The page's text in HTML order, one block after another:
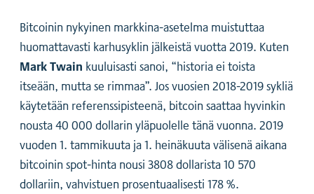
Bitcoinin nykyinen markkina-asetelma muistuttaa
huomattavasti karhusyklin jälkeistä vuotta 2019. Kuten
Mark Twain kuuluisasti sanoi, “historia ei toista
itseään, mutta se rimmaa”. Jos vuosien 2018-2019 sykliä
käytetään referenssipisteenä, bitcoin saattaa hyvinkin
nousta 40 000 dollarin yläpuolelle tänä vuonna. 2019
vuoden 1. tammikuuta ja 1. heinäkuuta välisenä aikana
bitcoinin spot-hinta nousi 3808 dollarista 10 570
dollariin, vahvistuen prosentuaalisesti 178 %.